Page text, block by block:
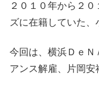
２０１０年から２
ズに在籍していた、
今回は、横浜ＤｅＮ
アンス解雇、片岡安